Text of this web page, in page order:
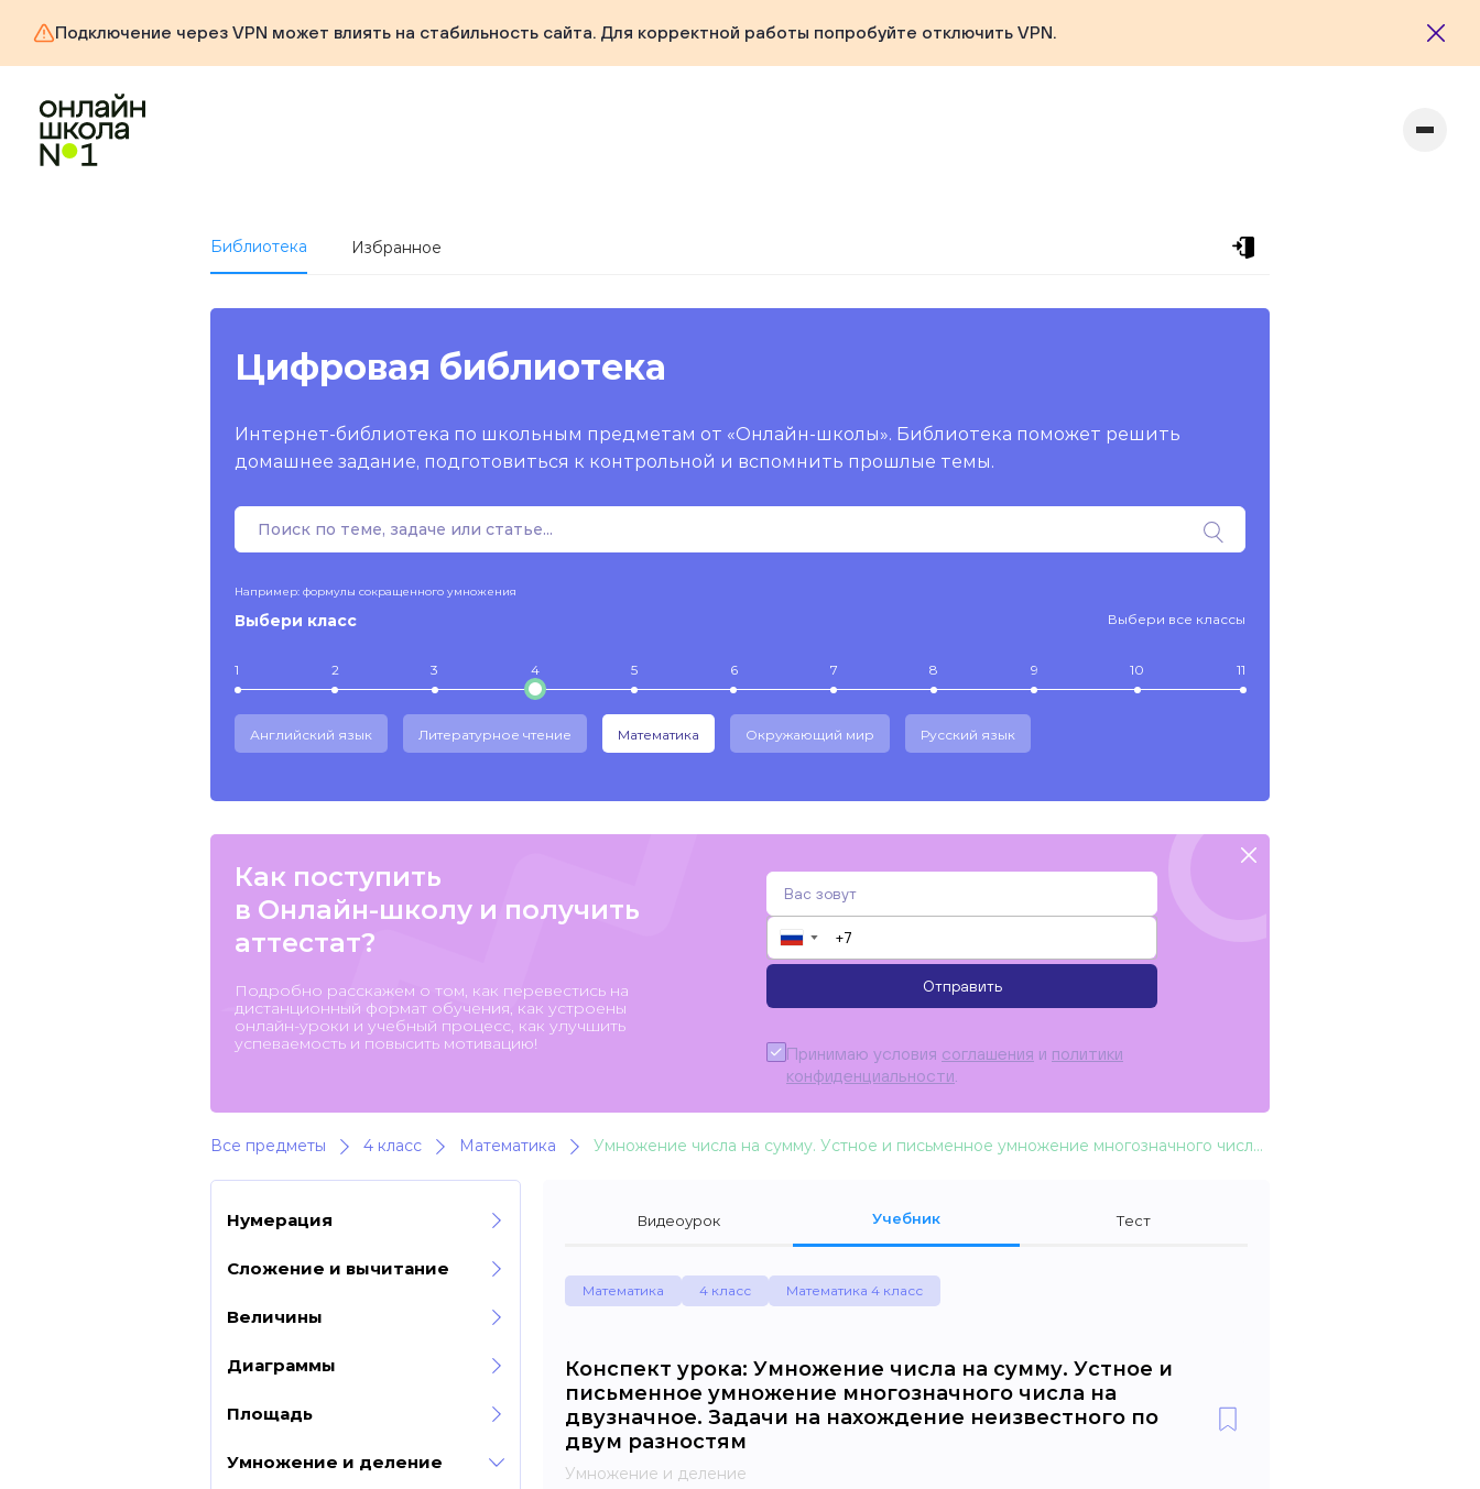
Подключение через VPN может влиять на стабильность сайта. Для корректной работы попробуйте отключить VPN.
Библиотека Избранное
Цифровая библиотека
Интернет-библиотека по школьным предметам от «Онлайн-школы». Библиотека поможет решить
домашнее задание, подготовиться к контрольной и вспомнить прошлые темы.
Например: формулы сокращенного умножения
Выбери класс Выбери все классы
1 2 3 4 5 6 7 8 9 10 11
Английский язык Литературное чтение Математика Окружающий мир Русский язык
Как поступить
в Онлайн-школу и получить
аттестат?
Подробно расскажем о том, как перевестись на
дистанционный формат обучения, как устроены
онлайн-уроки и учебный процесс, как улучшить
успеваемость и повысить мотивацию!
▼
Отправить
Принимаю условия соглашения и политики
конфиденциальности
Все предметы 4 класс Математика Умножение числа на сумму. Устное и письменное умножение многозначного числа на двузначное. Задачи на нахождение неизвестного по двум разностям
Нумерация
Сложение и вычитание
Величины
Диаграммы
Площадь
Умножение и деление
Видеоурок Учебник Тест
Математика 4 класс Математика 4 класс
Конспект урока: Умножение числа на сумму. Устное и
письменное умножение многозначного числа на
двузначное. Задачи на нахождение неизвестного по
двум разностям
Умножение и деление